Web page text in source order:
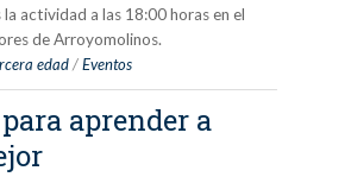
actividad a las 18:00 horas en el
de Arroyomolinos.
edad /Eventos
aprender a